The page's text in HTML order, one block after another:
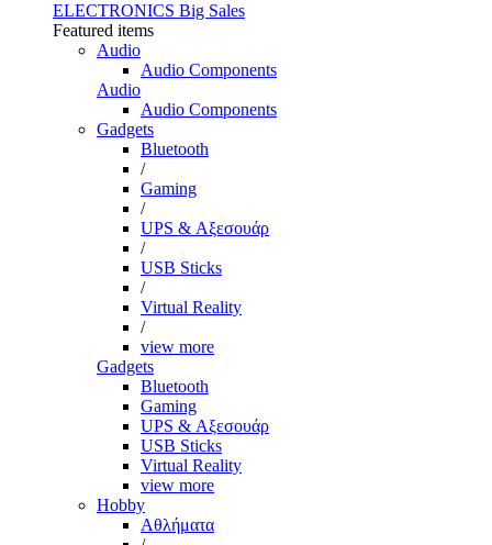
ELECTRONICS Big Sales
Featured items
Audio
Audio Components
Audio
Audio Components
Gadgets
Bluetooth
/
Gaming
/
UPS & Αξεσουάρ
/
USB Sticks
/
Virtual Reality
/
view more
Gadgets
Bluetooth
Gaming
UPS & Αξεσουάρ
USB Sticks
Virtual Reality
view more
Hobby
Αθλήματα